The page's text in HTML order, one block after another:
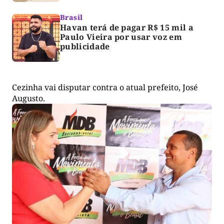
Brasil
Havan terá de pagar R$ 15 mil a
Paulo Vieira por usar voz em
publicidade
Cezinha vai disputar contra o atual prefeito, José
Augusto.